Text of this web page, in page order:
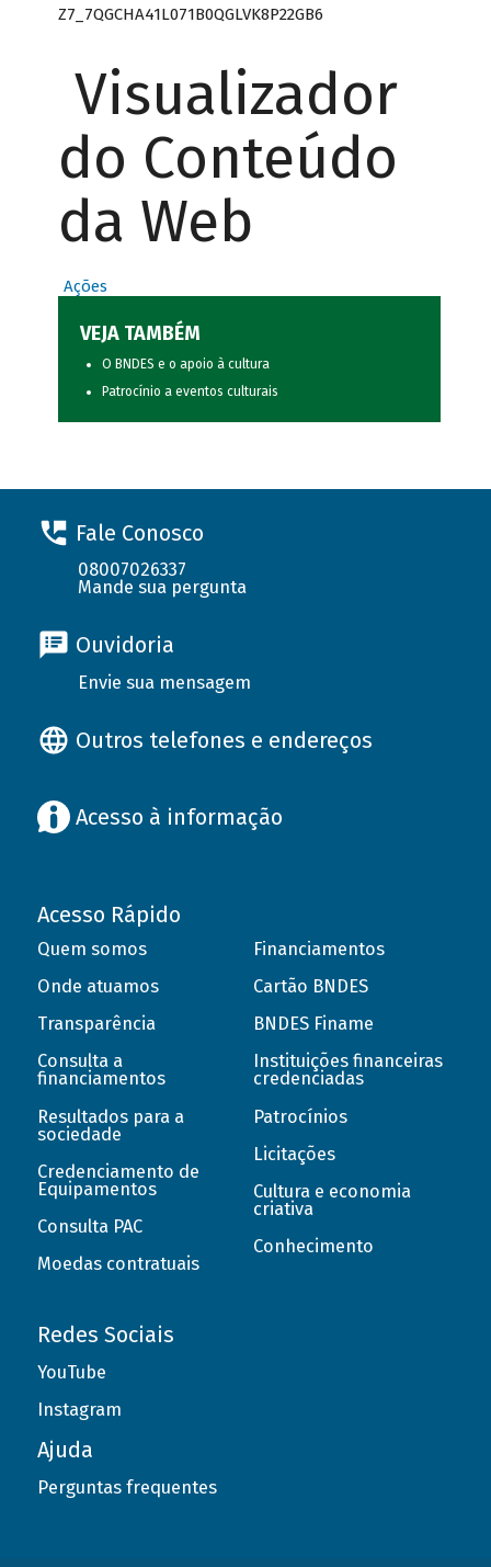
Z7_7QGCHA41L071B0QGLVK8P22GB6
Visualizador
do Conteúdo
da Web
Ações
VEJA TAMBÉM
O BNDES e o apoio à cultura
Patrocínio a eventos culturais
Fale Conosco
08007026337
Mande sua pergunta
Ouvidoria
Envie sua mensagem
Outros telefones e endereços
Acesso à informação
Acesso Rápido
Quem somos
Onde atuamos
Transparência
Consulta a
financiamentos
Resultados para a
sociedade
Credenciamento de
Equipamentos
Consulta PAC
Moedas contratuais
Financiamentos
Cartão BNDES
BNDES Finame
Instituições financeiras
credenciadas
Patrocínios
Licitações
Cultura e economia
criativa
Conhecimento
Redes Sociais
YouTube
Instagram
Ajuda
Perguntas frequentes